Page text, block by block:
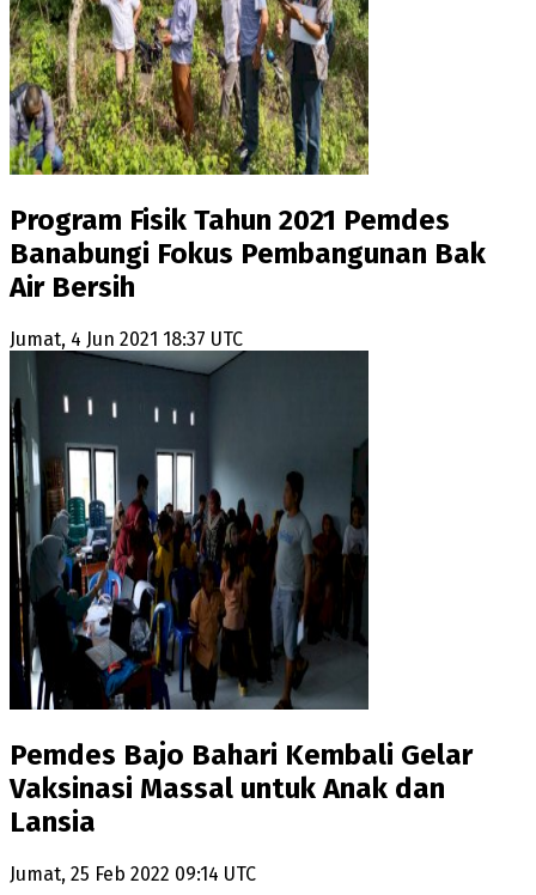
Program Fisik Tahun 2021 Pemdes
Banabungi Fokus Pembangunan Bak
Air Bersih
Jumat, 4 Jun 2021 18:37 UTC
Pemdes Bajo Bahari Kembali Gelar
Vaksinasi Massal untuk Anak dan
Lansia
Jumat, 25 Feb 2022 09:14 UTC